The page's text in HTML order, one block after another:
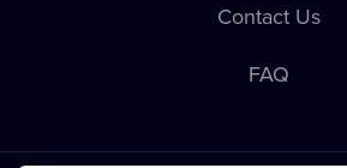
Contact Us
FAQ